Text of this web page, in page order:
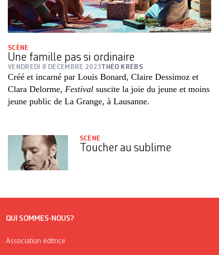
SCÈNE
Une famille pas si ordinaire
VENDREDI 8 DÉCEMBRE 2023THÉO KREBS
Créé et incarné par Louis Bonard, Claire Dessimoz et
Clara Delorme, Festival suscite la joie du jeune et moins
jeune public de La Grange, à Lausanne.
SCÈNE
Toucher au sublime
QUI SOMMES-NOUS?
Association éditrice